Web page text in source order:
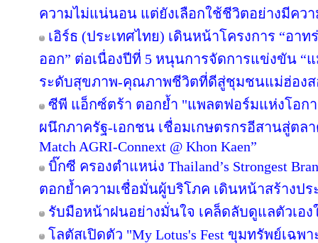
ความไม่แน่นอน แต่ยังเลือกใช้ชีวิตอย่างมีควา
เอิร์ธ (ประเทศไทย) เดินหน้าโครงการ “อา
ออก” ต่อเนื่องปีที่ 5 หนุนการจัดการแข่งขัน “
ระดับสุขภาพ-คุณภาพชีวิตที่ดีสู่ชุมชนแม่ฮ่อง
ซีพี แอ็กซ์ตร้า ตอกย้ำ "แพลตฟอร์มแห่งโอก
ผนึกภาครัฐ-เอกชน เชื่อมเกษตรกรอีสานสู่ตล
Match AGRI-Connext @ Khon Kaen”
บิ๊กซี ครองตำแหน่ง Thailand’s Strongest
ตอกย้ำความเชื่อมั่นผู้บริโภค เดินหน้าสร้างป
รับมือหน้าฝนอย่างมั่นใจ เคล็ดลับดูแลตัวเอง
โลตัสเปิดตัว "My Lotus's Fest ขุมทรัพย์เฉ